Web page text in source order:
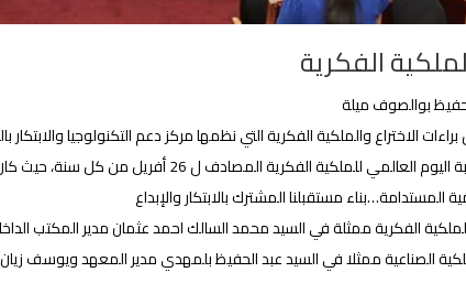
الفكرية
بوالصوف ميلة
الاختراع والملكية الفكرية التي نظمها مركز دعم التكنولوجيا
الفكرية المصادف ل 26 أفريل من كل سنة، حيث كان هذا العام تحت شعار:
المستدامة…بناء مستقبلنا المشترك بالابتكار والإبداع
الفكرية ممثلة في السيد محمد السالك احمد عثمان مدير المكتب
الصناعية ممثلا في السيد عبد الحفيظ بلمهدي مدير المعهد ويوسف زيان